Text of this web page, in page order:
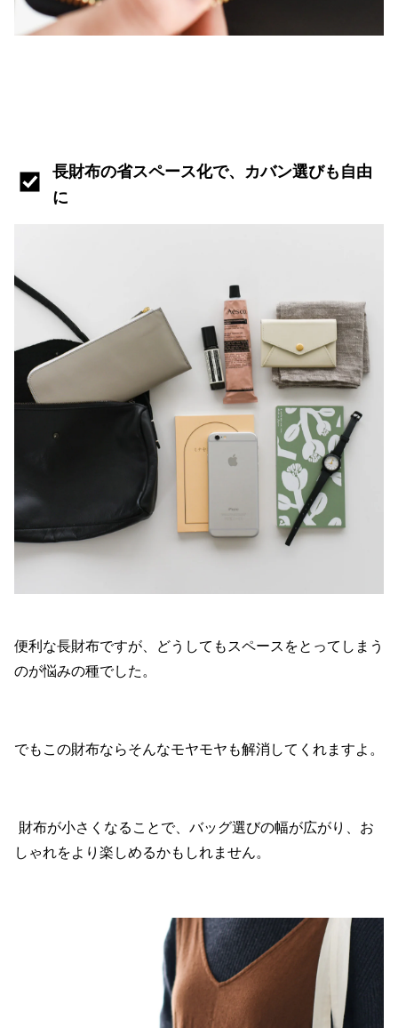
長財布の省スペース化で、カバン選びも自由
に
便利な長財布ですが、どうしてもスペースをとってしまう
のが悩みの種でした。
でもこの財布ならそんなモヤモヤも解消してくれますよ。
財布が小さくなることで、バッグ選びの幅が広がり、お
しゃれをより楽しめるかもしれません。